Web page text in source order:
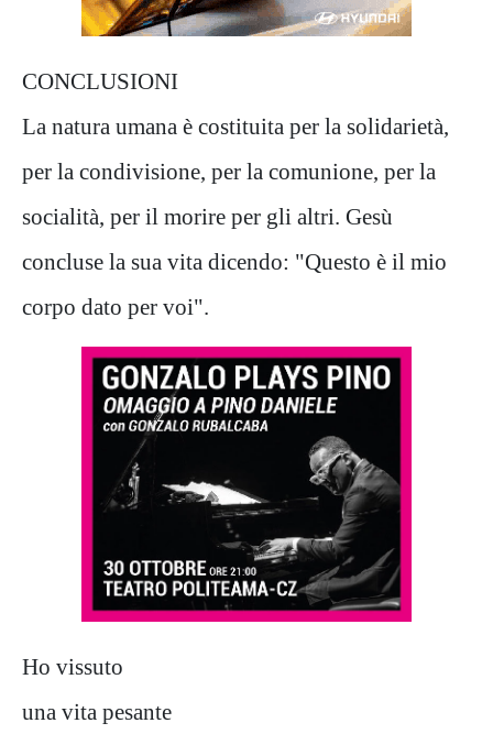
CONCLUSIONI
La natura umana è costituita per la solidarietà,
per la condivisione, per la comunione, per la
socialità, per il morire per gli altri. Gesù
concluse la sua vita dicendo: "Questo è il mio
corpo dato per voi".
Ho vissuto
una vita pesante